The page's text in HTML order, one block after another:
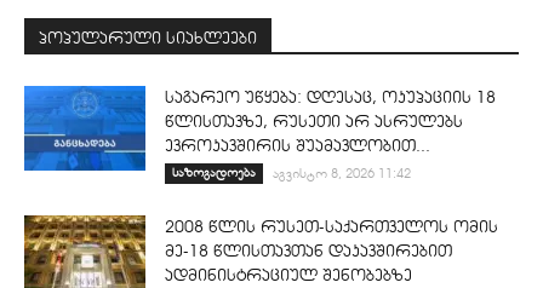
პოპულარული სიახლეები
საგარეო უწყება: დღესაც, ოკუპაციის 18
წლისთავზე, რუსეთი არ ასრულებს
ევროკავშირის შუამავლობით...
საზოგადოება აგვისტო 8, 2026 11:42
2008 წლის რუსეთ-საქართველოს ომის
მე-18 წლისთავთან დაკავშირებით
ადმინისტრაციულ შენობებზე